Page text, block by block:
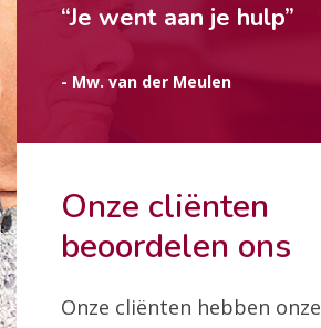
Onze cliënten
beoordelen ons
Onze cliënten hebben onze
“Je went aan je hulp”
- Mw. van der Meulen